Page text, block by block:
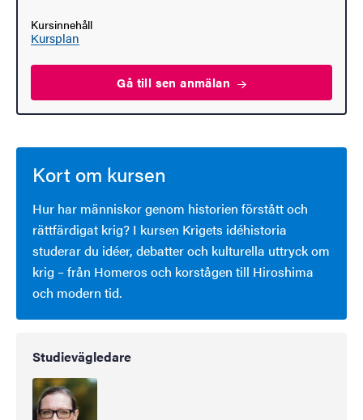
Kursinnehåll
Kursplan
Gå till senanmälan
Kort om kursen
Hur har människor genom historien förstått och
rättfärdigat krig? I kursen Krigets idéhistoria
studerar du idéer, debatter och kulturella uttryck om
krig – från Homeros och korstågen till Hiroshima
och modern tid.
Studievägledare